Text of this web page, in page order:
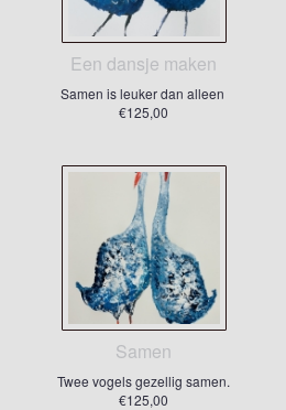
Een dansje maken
Samen is leuker dan alleen
€125,00
Samen
Twee vogels gezellig samen.
€125,00